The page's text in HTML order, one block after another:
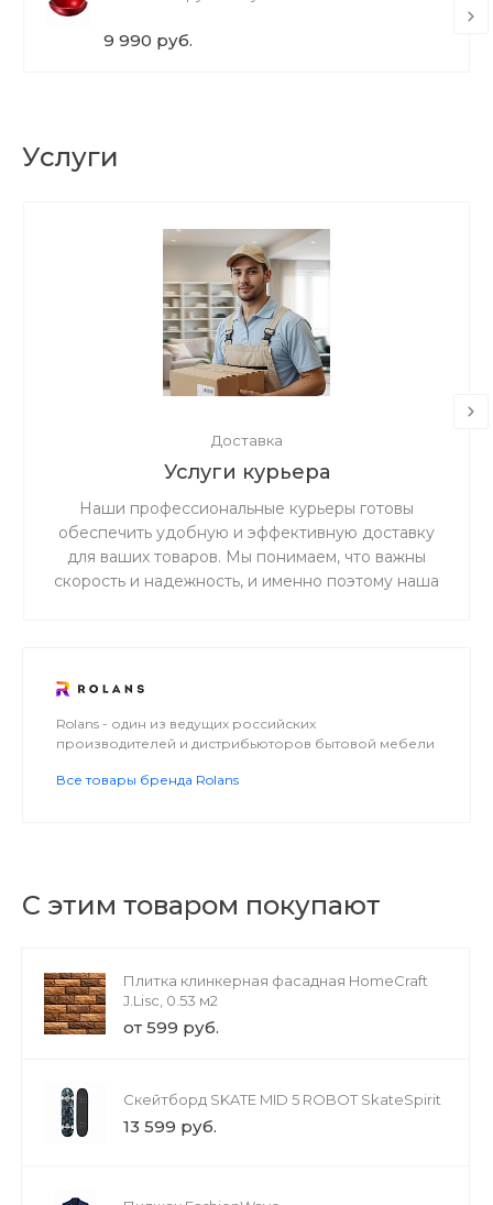
9 990 руб.
Услуги
Доставка
Услуги курьера
Наши профессиональные курьеры готовы
обеспечить удобную и эффективную доставку
для ваших товаров. Мы понимаем, что важны
скорость и надежность, и именно поэтому наша
Rolans - один из ведущих российских
производителей и дистрибьюторов бытовой мебели
Все товары бренда Rolans
С этим товаром покупают
Плитка клинкерная фасадная HomeCraft
J.Lisc, 0.53 м2
от 599 руб.
Скейтборд SKATE MID 5 ROBOT SkateSpirit
13 599 руб.